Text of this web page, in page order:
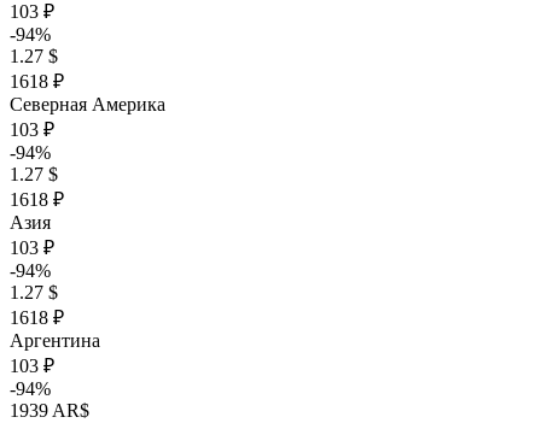
103 ₽
-94%
1.27 $
1618 ₽
Северная Америка
103 ₽
-94%
1.27 $
1618 ₽
Азия
103 ₽
-94%
1.27 $
1618 ₽
Аргентина
103 ₽
-94%
1939 AR$